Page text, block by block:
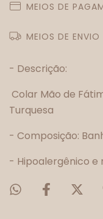
MEIOS DE
MEIOS DE ENVIO
- Descrição:
Colar Mão de
Turquesa
- Composição:
- Hipoalergênico e